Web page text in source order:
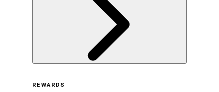
ヒストリー
採用情報
REWARDS